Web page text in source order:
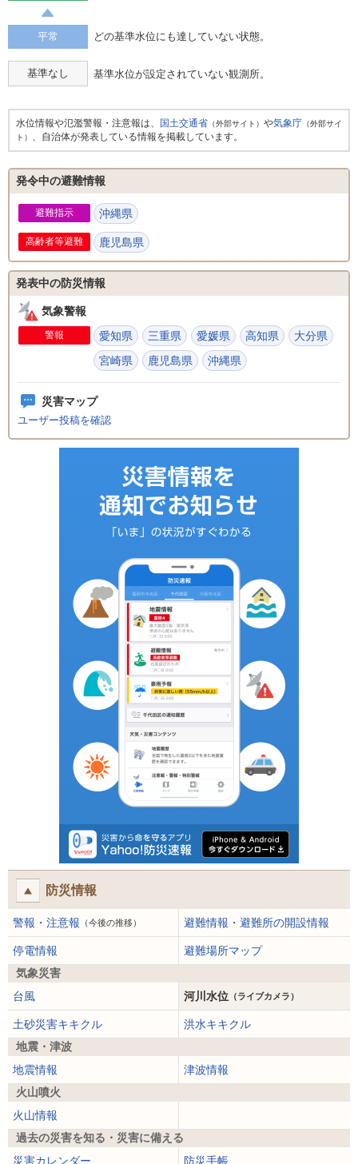
平常 どの基準水位にも達していない状態。
基準なし 基準水位が設定されていない観測所。
水位情報や氾濫警報・注意報は、 国土交通省 （外部サイト） や気象庁 （外部サイ
ト） 、自治体が発表している情報を掲載しています。
発令中の避難情報
避難指示 沖縄県
高齢者等避難 鹿児島県
発表中の防災情報
気象警報
警報 愛知県 三重県 愛媛県 高知県
大分県
宮崎県
鹿児島県 沖縄県
災害マップ
ユーザー投稿を確認
防災情報
警報・注意報 （今後の推移） 避難情報・避難所の開設情報
停電情報
避難場所マップ
気象災害
台風
河川水位 （ライブカメラ）
土砂災害キキクル
洪水キキクル
地震・津波
地震情報
津波情報
火山噴火
火山情報
過去の災害を知る・災害に備える
災害カレンダー
防災手帳